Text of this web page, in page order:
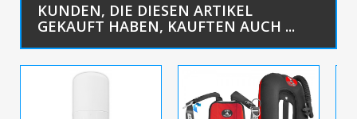
KUNDEN, DIE DIESEN ARTIKEL
GEKAUFT HABEN, KAUFTEN AUCH ...